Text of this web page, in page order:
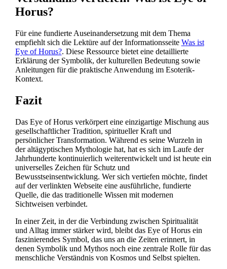
Horus?
Für eine fundierte Auseinandersetzung mit dem Thema
empfiehlt sich die Lektüre auf der Informationsseite Was ist
Eye of Horus?. Diese Ressource bietet eine detaillierte
Erklärung der Symbolik, der kulturellen Bedeutung sowie
Anleitungen für die praktische Anwendung im Esoterik-
Kontext.
Fazit
Das Eye of Horus verkörpert eine einzigartige Mischung aus
gesellschaftlicher Tradition, spiritueller Kraft und
persönlicher Transformation. Während es seine Wurzeln in
der altägyptischen Mythologie hat, hat es sich im Laufe der
Jahrhunderte kontinuierlich weiterentwickelt und ist heute ein
universelles Zeichen für Schutz und
Bewusstseinsentwicklung. Wer sich vertiefen möchte, findet
auf der verlinkten Webseite eine ausführliche, fundierte
Quelle, die das traditionelle Wissen mit modernen
Sichtweisen verbindet.
In einer Zeit, in der die Verbindung zwischen Spiritualität
und Alltag immer stärker wird, bleibt das Eye of Horus ein
faszinierendes Symbol, das uns an die Zeiten erinnert, in
denen Symbolik und Mythos noch eine zentrale Rolle für das
menschliche Verständnis von Kosmos und Selbst spielten.